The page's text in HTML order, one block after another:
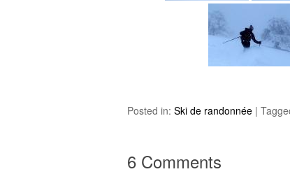
Posted in: Ski de randonnée |
6 Comments